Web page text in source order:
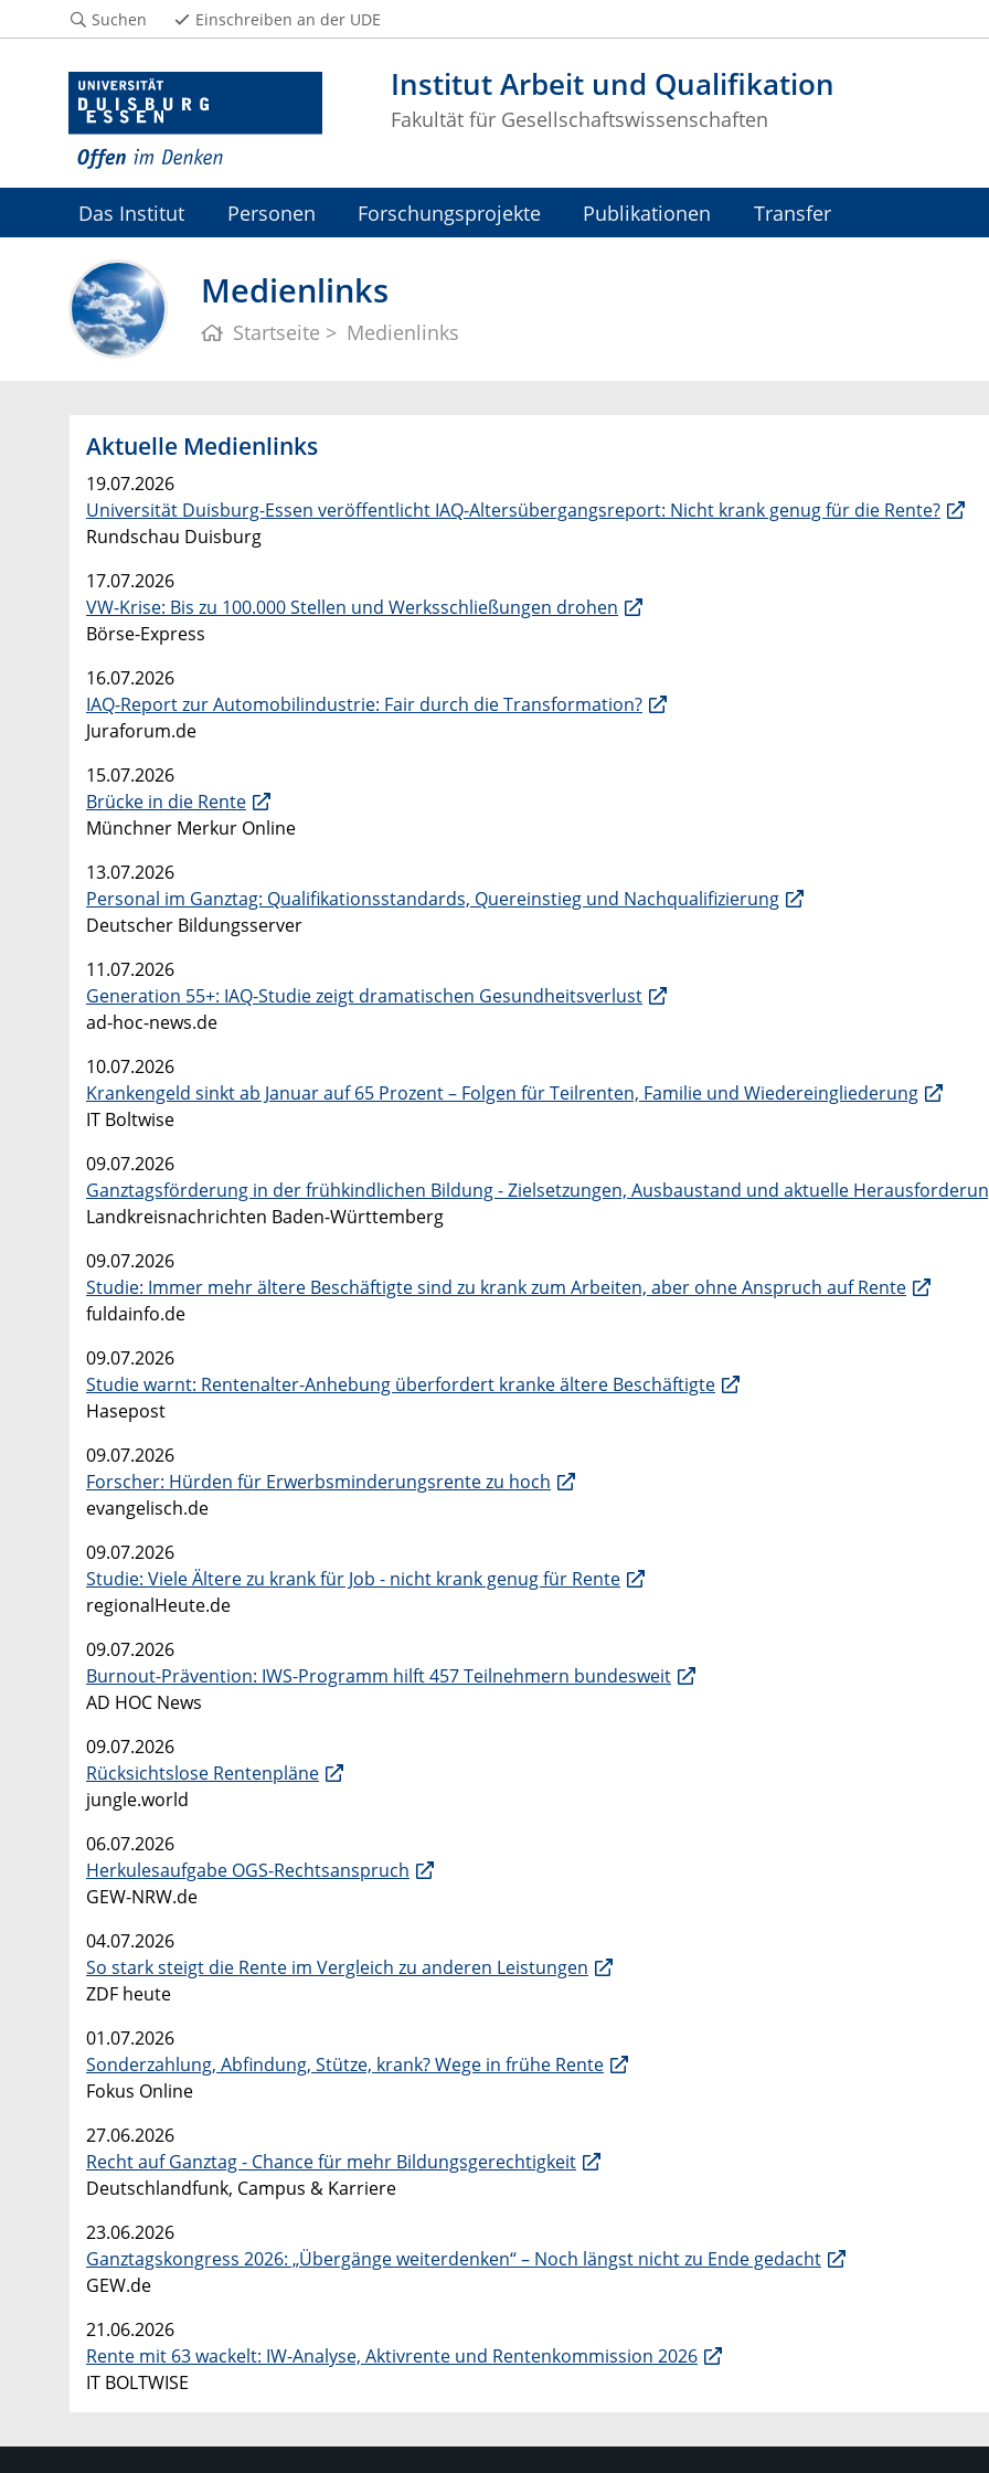
Institut Arbeit und Qualifikation
Fakultät für Gesellschaftswissenschaften
Suchen Einschreiben an der UDE
Das Institut Personen Forschungsprojekte Publikationen Transfer
Medienlinks
Startseite Medienlinks
Aktuelle Medienlinks
19.07.2026
Universität Duisburg-Essen veröffentlicht IAQ-Altersübergangsreport: Nicht krank genug für die Rente?
Rundschau Duisburg
17.07.2026
VW-Krise: Bis zu 100.000 Stellen und Werksschließungen drohen
Börse-Express
16.07.2026
IAQ-Report zur Automobilindustrie: Fair durch die Transformation?
Juraforum.de
15.07.2026
Brücke in die Rente
Münchner Merkur Online
13.07.2026
Personal im Ganztag: Qualifikationsstandards, Quereinstieg und Nachqualifizierung
Deutscher Bildungsserver
11.07.2026
Generation 55+: IAQ-Studie zeigt dramatischen Gesundheitsverlust
ad-hoc-news.de
10.07.2026
Krankengeld sinkt ab Januar auf 65 Prozent – Folgen für Teilrenten, Familie und Wiedereingliederung
IT Boltwise
09.07.2026
Ganztagsförderung in der frühkindlichen Bildung - Zielsetzungen, Ausbaustand und aktuelle
Landkreisnachrichten Baden-Württemberg
09.07.2026
Studie: Immer mehr ältere Beschäftigte sind zu krank zum Arbeiten, aber ohne Anspruch auf Rente
fuldainfo.de
09.07.2026
Studie warnt: Rentenalter-Anhebung überfordert kranke ältere Beschäftigte
Hasepost
09.07.2026
Forscher: Hürden für Erwerbsminderungsrente zu hoch
evangelisch.de
09.07.2026
Studie: Viele Ältere zu krank für Job - nicht krank genug für Rente
regionalHeute.de
09.07.2026
Burnout-Prävention: IWS-Programm hilft 457 Teilnehmern bundesweit
AD HOC News
09.07.2026
Rücksichtslose Rentenpläne
jungle.world
06.07.2026
Herkulesaufgabe OGS-Rechtsanspruch
GEW-NRW.de
04.07.2026
So stark steigt die Rente im Vergleich zu anderen Leistungen
ZDF heute
01.07.2026
Sonderzahlung, Abfindung, Stütze, krank? Wege in frühe Rente
Fokus Online
27.06.2026
Recht auf Ganztag - Chance für mehr Bildungsgerechtigkeit
Deutschlandfunk, Campus & Karriere
23.06.2026
Ganztagskongress 2026: „Übergänge weiterdenken“ – Noch längst nicht zu Ende gedacht
GEW.de
21.06.2026
Rente mit 63 wackelt: IW-Analyse, Aktivrente und Rentenkommission 2026
IT BOLTWISE